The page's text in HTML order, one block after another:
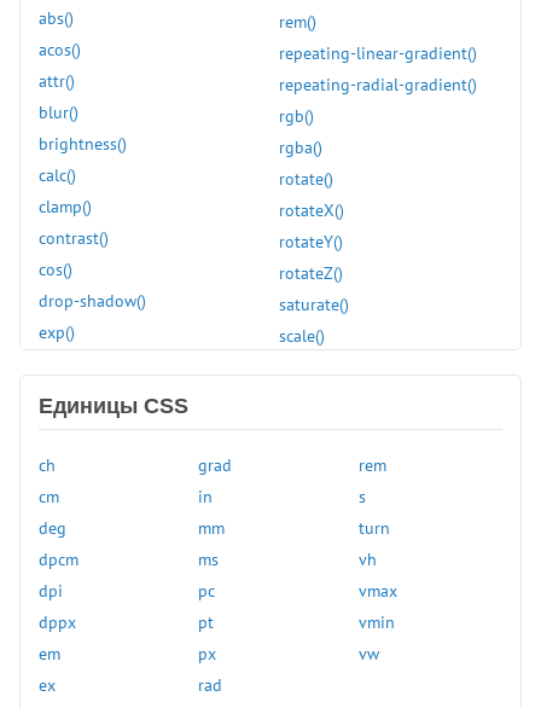
column-fill
column-gap
column-rule
column-rule-color
column-rule-style
column-rule-width
column-span
column-width
columns
content
content-visibility
cursor
direction
empty-cells
filter
flex
flex-basis
abs()
acos()
attr()
blur()
brightness()
calc()
clamp()
contrast()
cos()
drop-shadow()
exp()
hsl()
hue-rotate()
hwb()
inset()
invert()
light-dark()
linear-gradient()
rem()
repeating-linear-gradient()
repeating-radial-gradient()
rgb()
rgba()
rotate()
rotateX()
rotateY()
rotateZ()
saturate()
scale()
scaleZ()
Единицы CSS
ch
cm
deg
dpcm
dpi
dppx
em
ex
grad
in
mm
ms
pc
pt
px
rad
rem
s
turn
vh
vmax
vmin
vw